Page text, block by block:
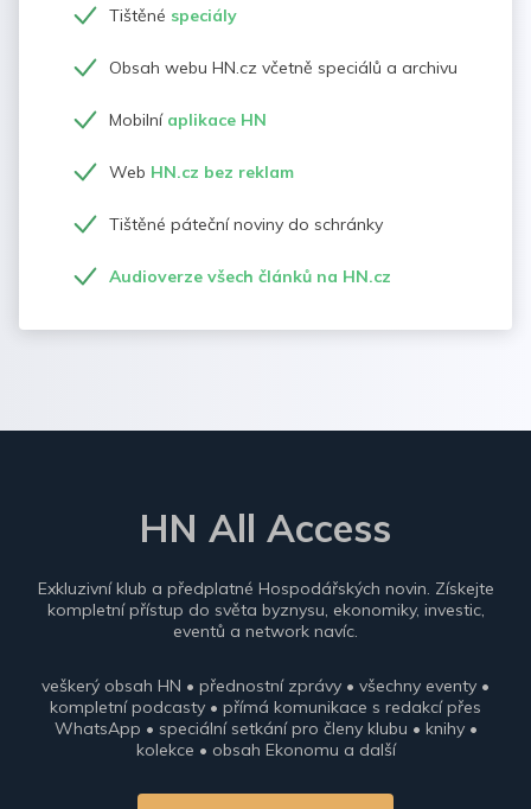
Tištěné speciály
Obsah webu HN.cz včetně speciálů a archivu
Mobilní aplikace HN
Web HN.cz bez reklam
Tištěné páteční noviny do schránky
Audioverze všech článků na HN.cz
HN All Access
Exkluzivní klub a předplatné Hospodářských novin. Získejte
kompletní přístup do světa byznysu, ekonomiky, investic,
eventů a network navíc.
veškerý obsah HN • přednostní zprávy • všechny eventy •
kompletní podcasty • přímá komunikace s redakcí přes
WhatsApp • speciální setkání pro členy klubu • knihy •
kolekce • obsah Ekonomu a další